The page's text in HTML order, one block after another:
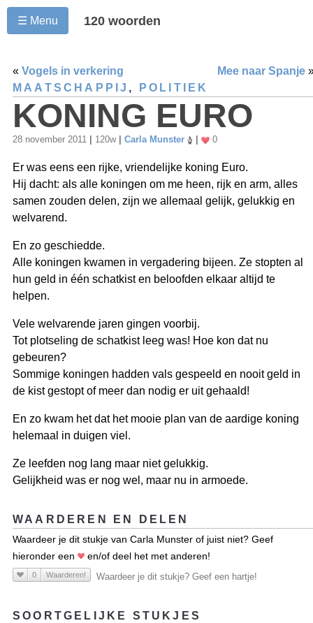
☰ Menu 120 woorden
« Vogels in verkering Mee naar Spanje
MAATSCHAPPIJ , POLITIEK
KONING EURO
28 november 2011 120w Carla Munster 0
Er was eens een rijke, vriendelijke koning Euro.
Hij dacht: als alle koningen om me heen, rijk en arm, alles
samen zouden delen, zijn we allemaal gelijk, gelukkig en
welvarend.
En zo geschiedde.
Alle koningen kwamen in vergadering bijeen. Ze stopten al
hun geld in één schatkist en beloofden elkaar altijd te
helpen.
Vele welvarende jaren gingen voorbij.
Tot plotseling de schatkist leeg was! Hoe kon dat nu
gebeuren?
Sommige koningen hadden vals gespeeld en nooit geld in
de kist gestopt of meer dan nodig er uit gehaald!
En zo kwam het dat het mooie plan van de aardige koning
helemaal in duigen viel.
Ze leefden nog lang maar niet gelukkig.
Gelijkheid was er nog wel, maar nu in armoede.
WAARDEREN EN DELEN
Waardeer je dit stukje van Carla Munster of juist niet? Geef
hieronder een
en/of deel het met anderen!
0 Waarderen! Waardeer je dit stukje? Geef een hartje!
SOORTGELIJKE STUKJES